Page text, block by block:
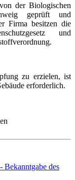
der Biologischen
geprüft und
Firma besitzen die
und
zu erzielen, ist
erforderlich.
Bekanntgabe des